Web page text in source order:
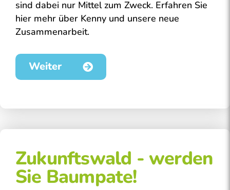
sind dabei nur Mittel zum Zweck. Erfahren Sie
hier mehr über Kenny und unsere neue
Zusammenarbeit.
Weiter
Zukunftswald - werden
Sie Baumpate!